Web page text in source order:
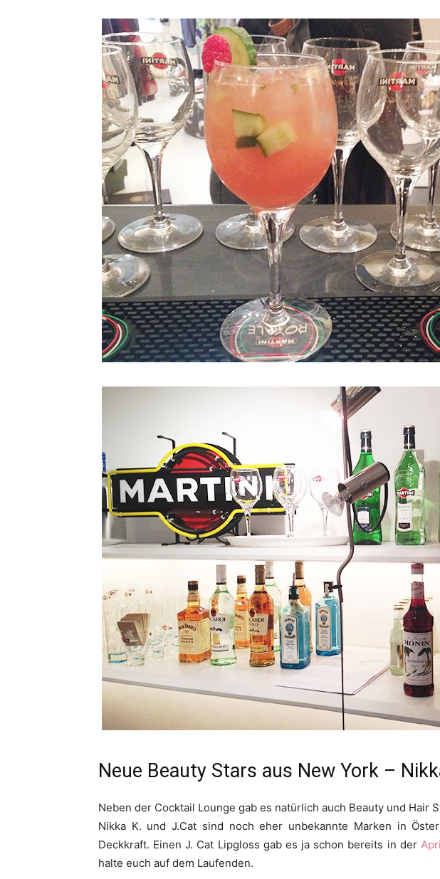
Neue Beauty Stars aus New York –
Neben der Cocktail Lounge gab es natürlich auch Beauty und Hair
Nikka K. und J.Cat sind noch eher unbekannte Marken in
Deckkraft. Einen J. Cat Lipgloss gab es ja schon bereits in der
halte euch auf dem Laufenden.